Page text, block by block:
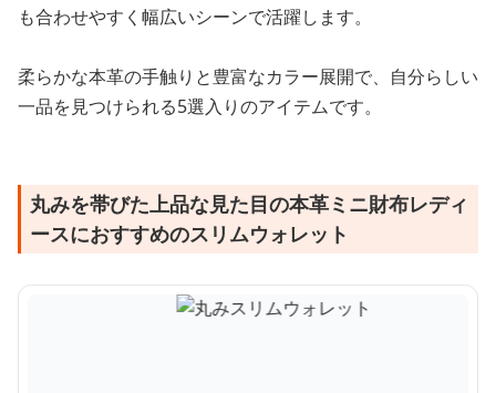
も合わせやすく幅広いシーンで活躍します。
柔らかな本革の手触りと豊富なカラー展開で、自分らしい
一品を見つけられる5選入りのアイテムです。
丸みを帯びた上品な見た目の本革ミニ財布レディ
ースにおすすめのスリムウォレット